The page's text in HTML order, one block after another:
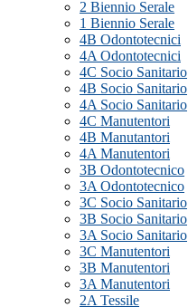
2 Biennio Serale
1 Biennio Serale
4B Odontotecnici
4A Odontotecnici
4C Socio Sanitario
4B Socio Sanitario
4A Socio Sanitario
4C Manutentori
4B Manutantori
4A Manutentori
3B Odontotecnico
3A Odontotecnico
3C Socio Sanitario
3B Socio Sanitario
3A Socio Sanitario
3C Manutentori
3B Manutentori
3A Manutentori
2A Tessile